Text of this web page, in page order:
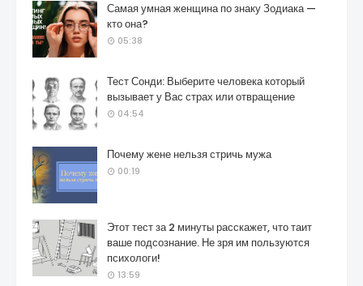
Самая умная женщина по знаку Зодиака —
кто она?
05:38
Тест Сонди: Выберите человека который
вызывает у Вас страх или отвращение
04:54
Почему жене нельзя стричь мужа
00:19
Этот тест за 2 минуты расскажет, что таит
ваше подсознание. Не зря им пользуются
психологи!
13:59